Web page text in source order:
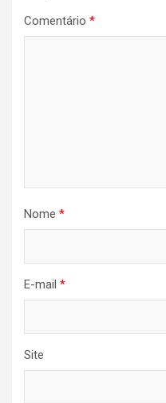
Comentário *
Nome *
E-mail *
Site